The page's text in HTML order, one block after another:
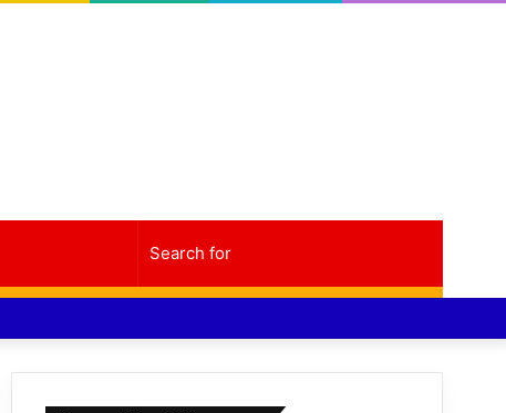
Sidebar